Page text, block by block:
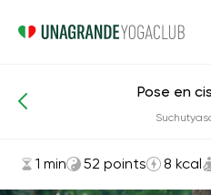
Asanas et exercices
Pose en
1 min 52 points 8 kcal